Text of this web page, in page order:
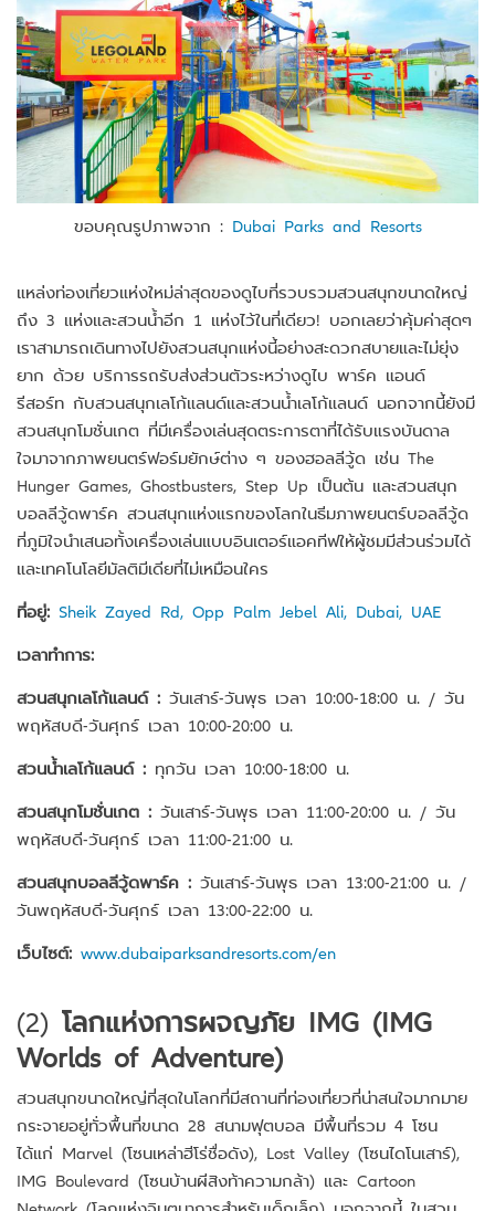
ขอบคุณรูปภาพจาก : Dubai Parks and Resorts
แหล่งท่องเที่ยวแห่งใหม่ล่าสุดของดูไบที่รวบรวมสวนสนุกขนาดใหญ่
ถึง 3 แห่งและสวนน้ำอีก 1 แห่งไว้ในที่เดียว! บอกเลยว่าคุ้มค่าสุดๆ
เราสามารถเดินทางไปยังสวนสนุกแห่งนี้อย่างสะดวกสบายและไม่ยุ่ง
ยาก ด้วย บริการรถรับส่งส่วนตัวระหว่างดูไบ พาร์ค แอนด์
รีสอร์ท กับสวนสนุกเลโก้แลนด์และสวนน้ำเลโก้แลนด์ นอกจากนี้ยังมี
สวนสนุกโมชั่นเกต ที่มีเครื่องเล่นสุดตระการตาที่ได้รับแรงบันดาล
ใจมาจากภาพยนตร์ฟอร์มยักษ์ต่าง ๆ ของฮอลลีวู้ด เช่น The
Hunger Games, Ghostbusters, Step Up เป็นต้น และสวนสนุก
บอลลีวู้ดพาร์ค สวนสนุกแห่งแรกของโลกในธีมภาพยนตร์บอลลีวู้ด
ที่ภูมิใจนำเสนอทั้งเครื่องเล่นแบบอินเตอร์แอคทีฟให้ผู้ชมมีส่วนร่วมได้
และเทคโนโลยีมัลติมีเดียที่ไม่เหมือนใคร
ที่อยู่: Sheik Zayed Rd, Opp Palm Jebel Ali, Dubai, UAE
เวลาทำการ:
สวนสนุกเลโก้แลนด์ : วันเสาร์-วันพุธ เวลา 10:00-18:00 น. / วัน
พฤหัสบดี-วันศุกร์ เวลา 10:00-20:00 น.
สวนน้ำเลโก้แลนด์ : ทุกวัน เวลา 10:00-18:00 น.
สวนสนุกโมชั่นเกต : วันเสาร์-วันพุธ เวลา 11:00-20:00 น. / วัน
พฤหัสบดี-วันศุกร์ เวลา 11:00-21:00 น.
สวนสนุกบอลลีวู้ดพาร์ค : วันเสาร์-วันพุธ เวลา 13:00-21:00 น. /
วันพฤหัสบดี-วันศุกร์ เวลา 13:00-22:00 น.
เว็บไซต์: www.dubaiparksandresorts.com/en
(2) โลกแห่งการผจญภัย IMG (IMG
Worlds of Adventure)
สวนสนุกขนาดใหญ่ที่สุดในโลกที่มีสถานที่ท่องเที่ยวที่น่าสนใจมากมาย
กระจายอยู่ทั่วพื้นที่ขนาด 28 สนามฟุตบอล มีพื้นที่รวม 4 โซน
ได้แก่ Marvel (โซนเหล่าฮีโร่ชื่อดัง), Lost Valley (โซนไดโนเสาร์),
IMG Boulevard (โซนบ้านผีสิงท้าความกล้า) และ Cartoon
Network (โลกแห่งจินตนาการสำหรับเด็กเล็ก) นอกจากนี้ ในสวน